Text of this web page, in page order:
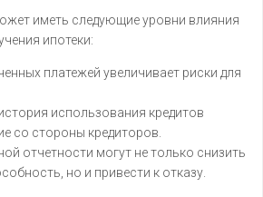
иметь следующие уровни влияния
ипотеки:
платежей увеличивает риски для
использования кредитов
со стороны кредиторов.
отчетности могут не только снизить
но и привести к отказу.